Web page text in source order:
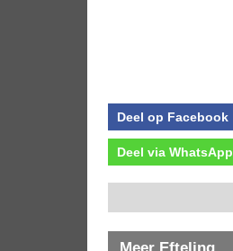
Deel op Facebook
Deel via WhatsApp
Meer Efteling